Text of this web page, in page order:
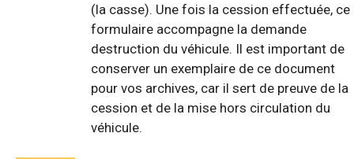
(la casse). Une fois la cession effectuée, ce
formulaire accompagne la demande
destruction du véhicule. Il est important de
conserver un exemplaire de ce document
pour vos archives, car il sert de preuve de la
cession et de la mise hors circulation du
véhicule.